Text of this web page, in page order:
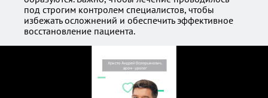
под строгим контролем специалистов, чтобы
избежать осложнений и обеспечить эффективное
восстановление пациента.